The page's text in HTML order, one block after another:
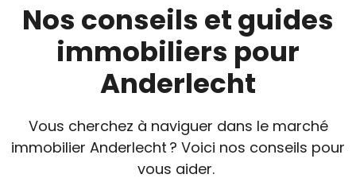
Nos conseils et guides
immobiliers pour
Anderlecht
Vous cherchez à naviguer dans le marché
immobilier Anderlecht ? Voici nos conseils pour
vous aider.